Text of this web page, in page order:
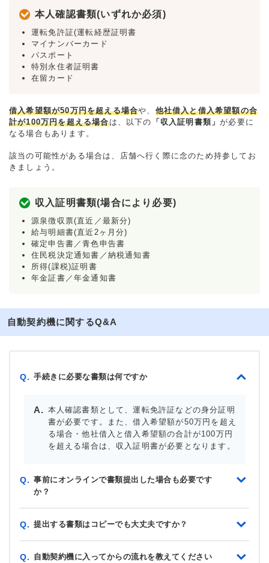
本人確認書類(いずれか必須)
運転免許証(運転経歴証明書
マイナンバーカード
パスポート
特別永住者証明書
在留カード
借入希望額が50万円を超える場合や、 他社借入と借入希望額の合
計が100万円を超える場合は、以下の 「収入証明書類」が必要に
なる場合もあります。
該当の可能性がある場合は、店舗へ行く際に念のため持参してお
きましょう。
収入証明書類(場合により必要)
源泉徴収票(直近／最新分)
給与明細書(直近2ヶ月分)
確定申告書／青色申告書
住民税決定通知書／納税通知書
所得(課税)証明書
年金証書／年金通知書
自動契約機に関するQ&A
Q. 手続きに必要な書類は何ですか
本人確認書類として、運転免許証などの身分証明
書が必要です。また、借入希望額が50万円を超え
る場合・他社借入と借入希望額の合計が100万円
を超える場合は、収入証明書が必要となります。
Q. 事前にオンラインで書類提出した場合も必要です
か？
Q. 提出する書類はコピーでも大丈夫ですか？
Q. 自動契約機に入ってからの流れを教えてください